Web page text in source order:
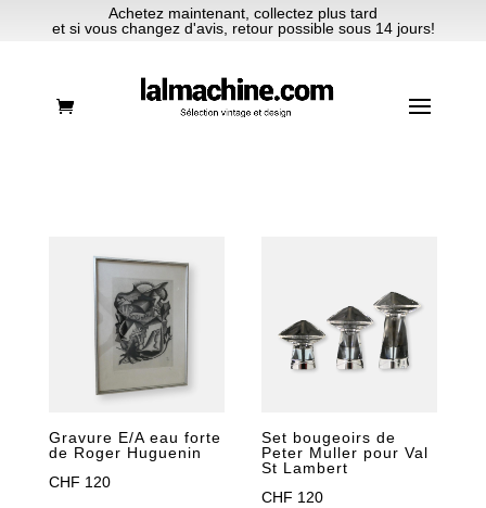
Achetez maintenant, collectez plus tard
et si vous changez d'avis, retour possible sous 14 jours!
Gravure E/A eau forte
de Roger Huguenin
CHF 120
Set bougeoirs de
Peter Muller pour Val
St Lambert
CHF 120